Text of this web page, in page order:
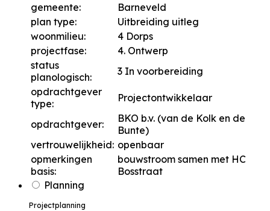
gemeente:
Barneveld
plan type:
Uitbreiding uitleg
woonmilieu:
4 Dorps
projectfase:
4. Ontwerp
status
planologisch:
3 In voorbereiding
opdrachtgever
type:
Projectontwikkelaar
opdrachtgever:
BKO b.v. (van de Kolk en de
Bunte)
vertrouwelijkheid: openbaar
opmerkingen
basis:
bouwstroom samen met HC
Bosstraat
Planning
Projectplanning